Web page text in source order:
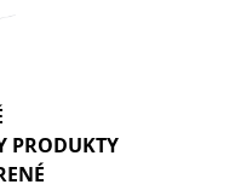
PRODUKTY